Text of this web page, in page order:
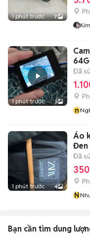
1 phút trước 7
1 phút trước 3
Đã
n
1 phút trước 4
Áo
Đen
Đã
N
Bạn cần tìm dung